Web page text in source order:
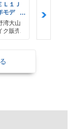
１Ｊ
モデ
レ
ア リ
湾大山
ク販売